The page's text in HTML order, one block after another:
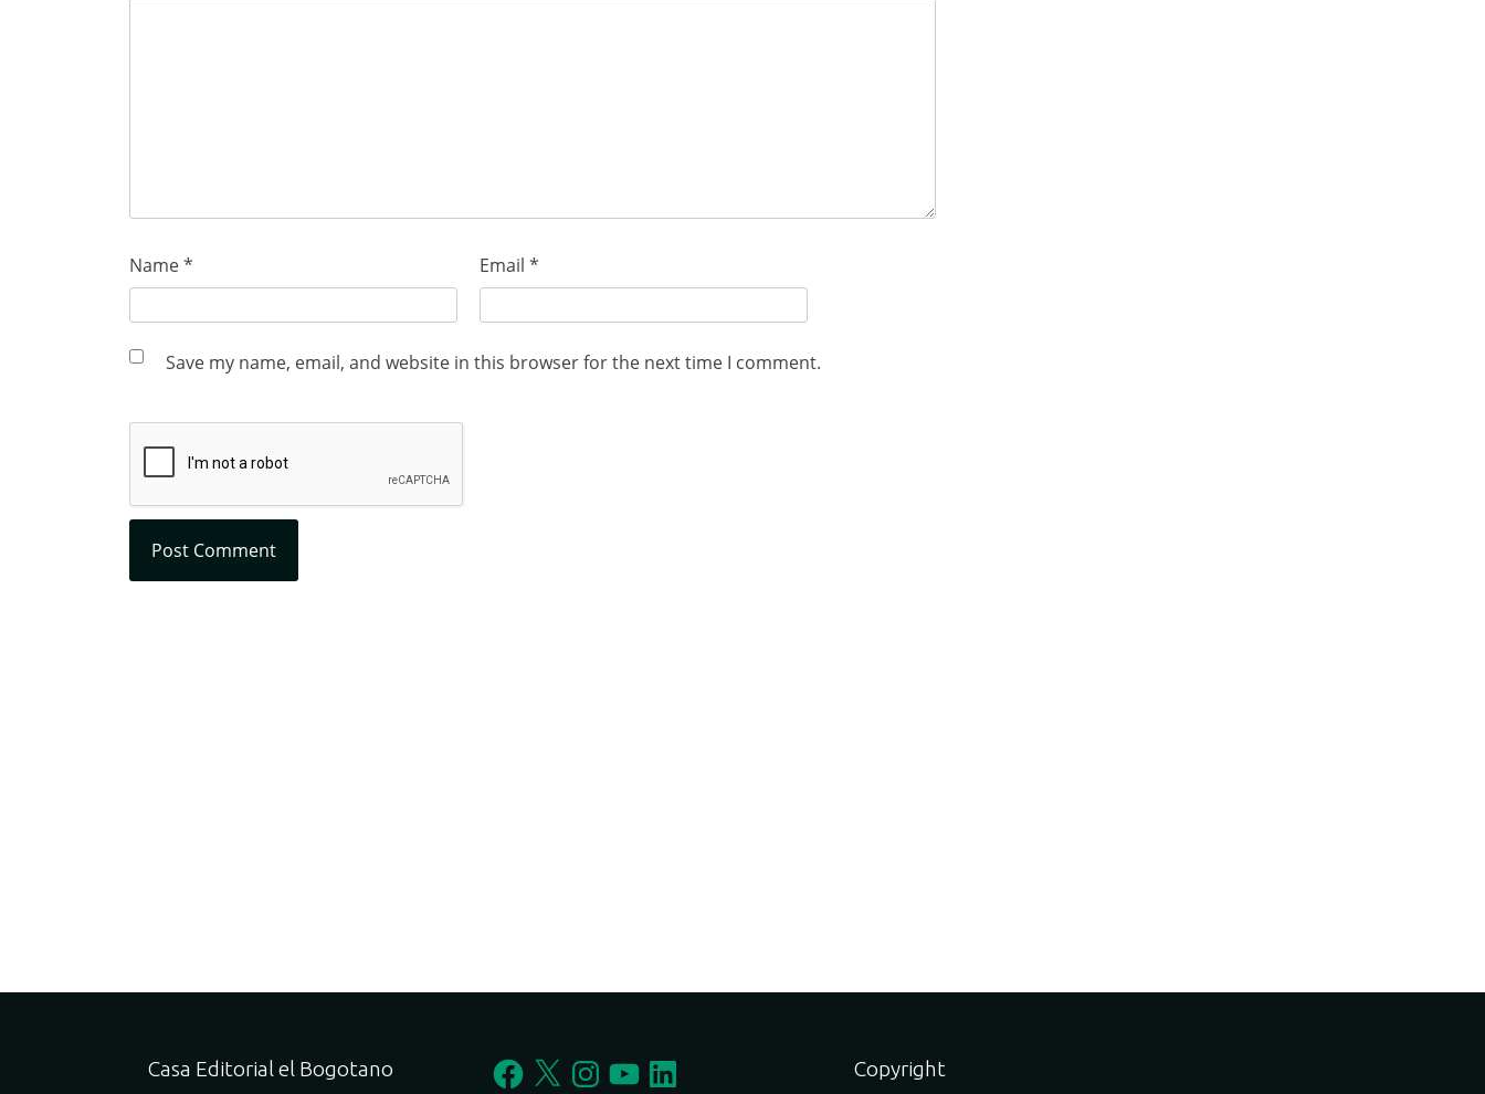
Name* Email *
Save my name, email, and website in this browser for the next time I comment.
Casa Editorial el Bogotano Facebook
X InstagramYouTubeLinkedIn Copyright